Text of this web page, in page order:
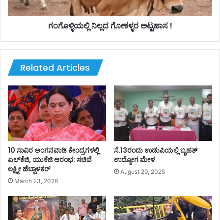
ಯ
ತೆ
ನಿ
ಲ್
ಳ್
ಳ
ರ
ಅ
ಟ್
ಟ
ಹಾ
ಸ
!
ಗಂಗೊಳ್ಳಿಯಲ್ಲಿ ನಿಲ್ಲದ ಗೋಕಳ್ಳರ ಅಟ್ಟಹಾಸ !
Related Articles
10 ಸಾವಿರ ಅಂಗನವಾಡಿ ಕೇಂದ್ರಗಳಲ್ಲಿ
ಎಲ್‌ಕೆಜಿ, ಯುಕೆಜಿ ಆರಂಭ: ಸಚಿವೆ
ಲಕ್ಷ್ಮೀ ಹೆಬ್ಬಾಳಕರ್
March 23, 2026
ಸೆ.13ರಂದು ಉಡುಪಿಯಲ್ಲಿ ಬೃಹತ್
ಉದ್ಯೋಗ ಮೇಳ
August 29, 2025